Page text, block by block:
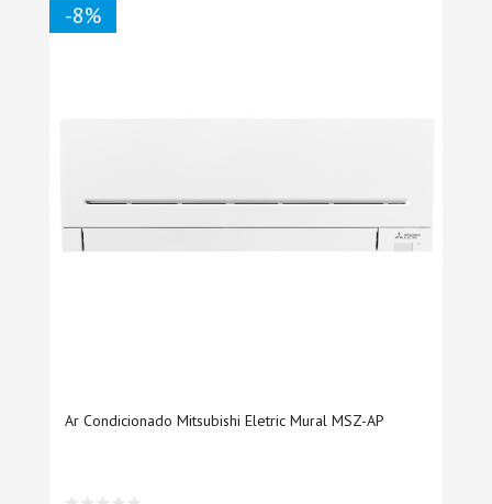
-8%
Ar Condicionado Mitsubishi Eletric Mural MSZ-AP